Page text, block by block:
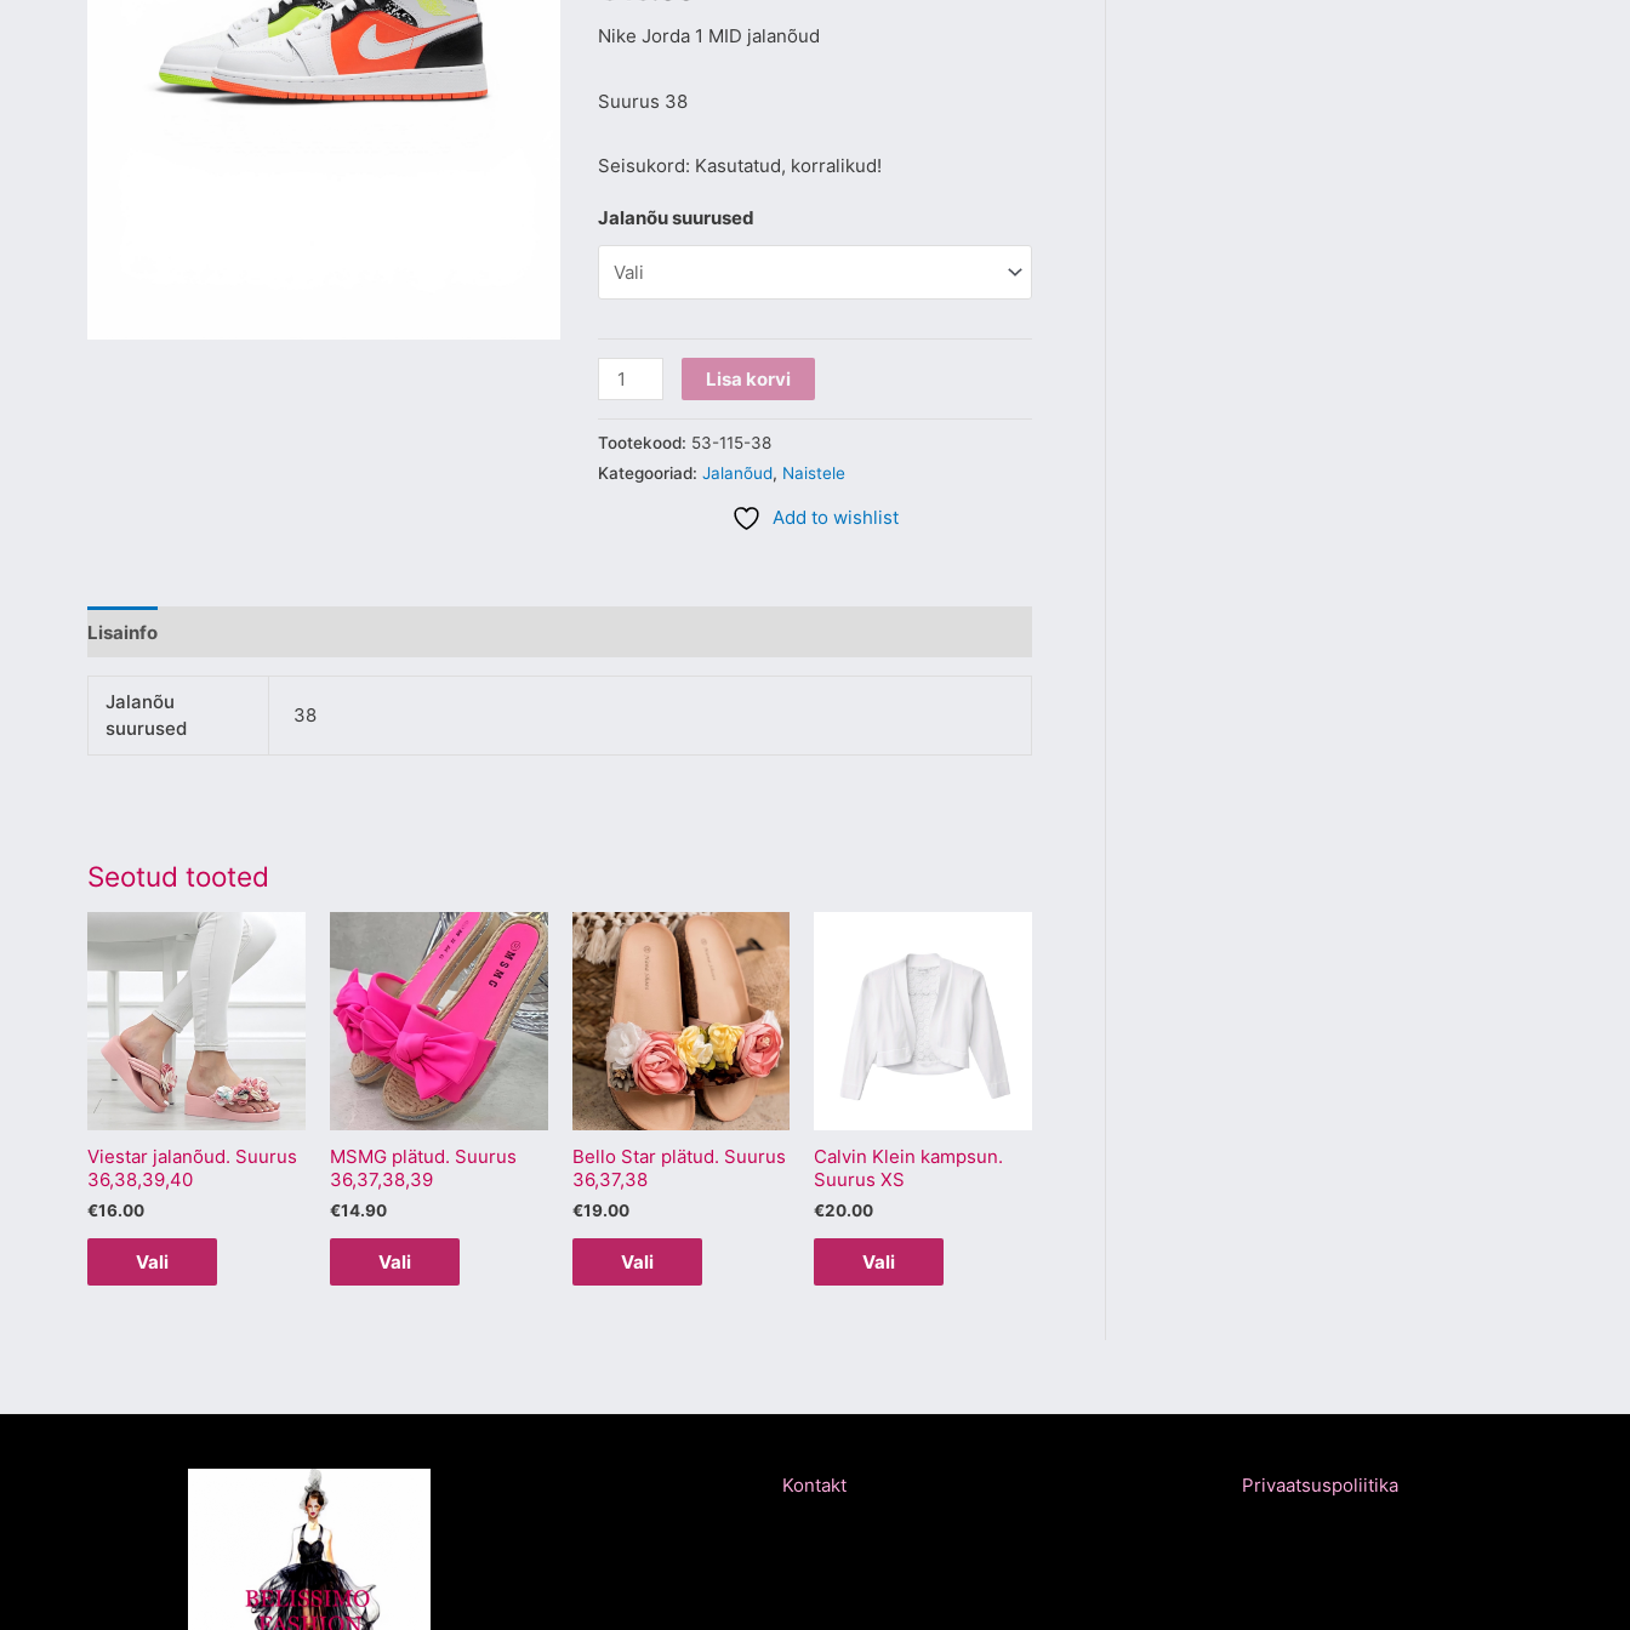
Nike Jorda 1 MID jalanõud
Suurus 38
Seisukord: Kasutatud, korralikud!
Jalanõu suurused
Lisa korvi
Tootekood: 53-115-38
Kategooriad: Jalanõud, Naistele
Add to wishlist
Lisainfo
Jalanõu
suurused
38
Seotud tooted
Viestar jalanõud. Suurus
36,38,39,40
€16.00
Vali
Sellel
tootel
on
varianti.
Valikuid
saab
teha
MSMG plätud. Suurus
36,37,38,39
€14.90
Vali
Sellel
tootel
on
mitu
varianti.
Valikuid
saab
teha
Bello Star plätud. Suurus
36,37,38
€19.00
Vali
Sellel
tootel
mitu
varianti.
Valikuid
saab
teha
Calvin Klein kampsun.
Suurus XS
€20.00
Vali
tootel
on
mitu
varianti.
Valikuid
teha
Kontakt Privaatsuspoliitika